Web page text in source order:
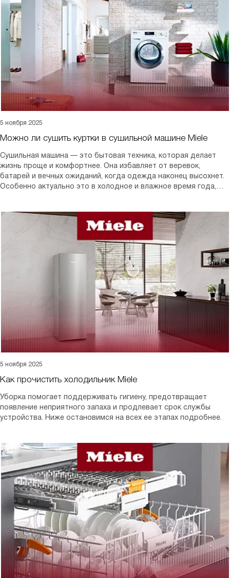
5 ноября 2025
Можно ли сушить куртки в сушильной машине Miele
Сушильная машина — это бытовая техника, которая делает
жизнь проще и комфортнее. Она избавляет от веревок,
батарей и вечных ожиданий, когда одежда наконец высохнет.
Особенно актуально это в холодное и влажное время года,
5 ноября 2025
Как прочистить холодильник Miele
Уборка помогает поддерживать гигиену, предотвращает
появление неприятного запаха и продлевает срок службы
устройства. Ниже остановимся на всех ее этапах подробнее.